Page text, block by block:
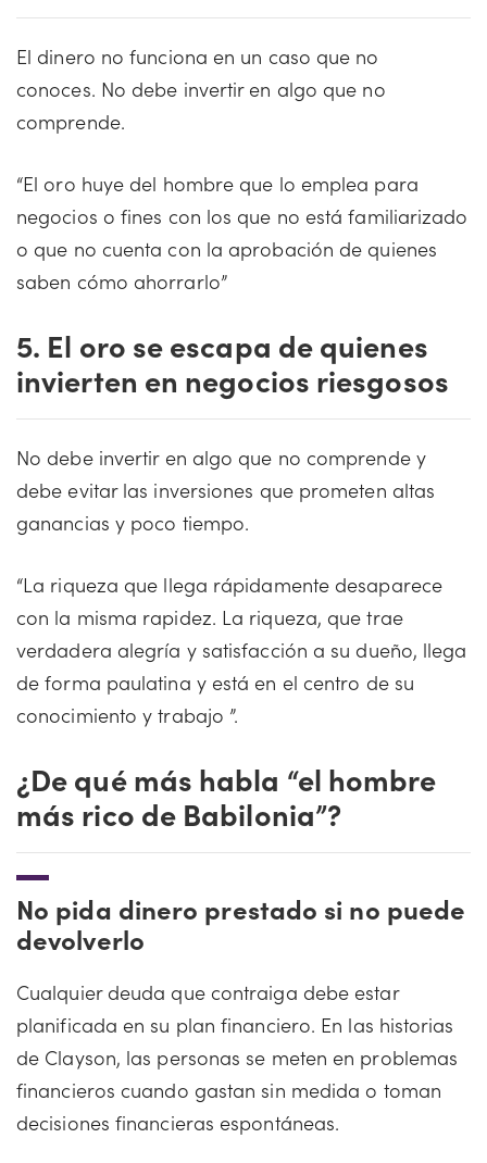
El dinero no funciona en un caso que no
conoces. No debe invertir en algo que no
comprende.
“El oro huye del hombre que lo emplea para
negocios o fines con los que no está familiarizado
o que no cuenta con la aprobación de quienes
saben cómo ahorrarlo”
5. El oro se escapa de quienes
invierten en negocios riesgosos
No debe invertir en algo que no comprende y
debe evitar las inversiones que prometen altas
ganancias y poco tiempo.
“La riqueza que llega rápidamente desaparece
con la misma rapidez. La riqueza, que trae
verdadera alegría y satisfacción a su dueño, llega
de forma paulatina y está en el centro de su
conocimiento y trabajo ”.
¿De qué más habla “el hombre
más rico de Babilonia”?
No pida dinero prestado si no puede
devolverlo
Cualquier deuda que contraiga debe estar
planificada en su plan financiero. En las historias
de Clayson, las personas se meten en problemas
financieros cuando gastan sin medida o toman
decisiones financieras espontáneas.